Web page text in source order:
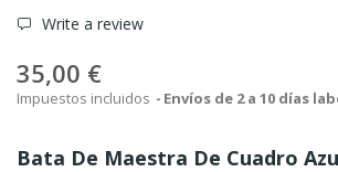
Write a review
35,00 €
Impuestos incluidos Envíos de 2 a 10 días
Bata De Maestra De Cuadro